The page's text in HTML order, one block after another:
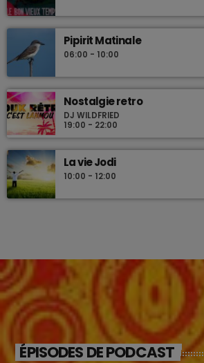
Pipirit Matinale
06:00 - 10:00
Nostalgie retro
DJ WILDFRIED
19:00 - 22:00
La vie Jodi
10:00 - 12:00
ÉPISODES DE PODCAST